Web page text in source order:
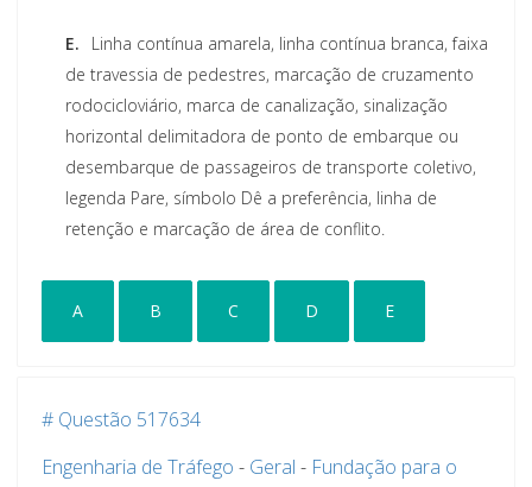
E.
Linha contínua amarela, linha contínua branca, faixa
de travessia de pedestres, marcação de cruzamento
rodocicloviário, marca de canalização, sinalização
horizontal delimitadora de ponto de embarque ou
desembarque de passageiros de transporte coletivo,
legenda Pare, símbolo Dê a preferência, linha de
retenção e marcação de área de conflito.
A B C D E
# Questão 517634
Engenharia de Tráfego - Geral - Fundação para o